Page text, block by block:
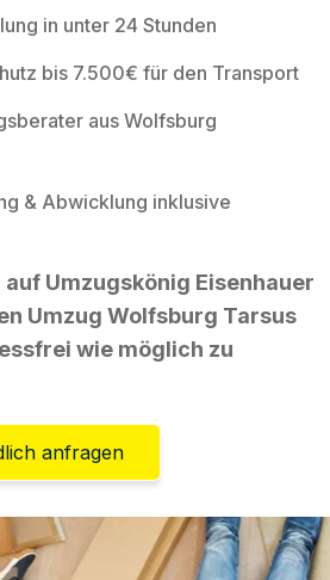
in unter 24 Stunden
bis 7.500€ für den Transport
aus Wolfsburg
& Abwicklung inklusive
Umzugskönig Eisenhauer
Umzug Wolfsburg Tarsus
wie möglich zu
anfragen